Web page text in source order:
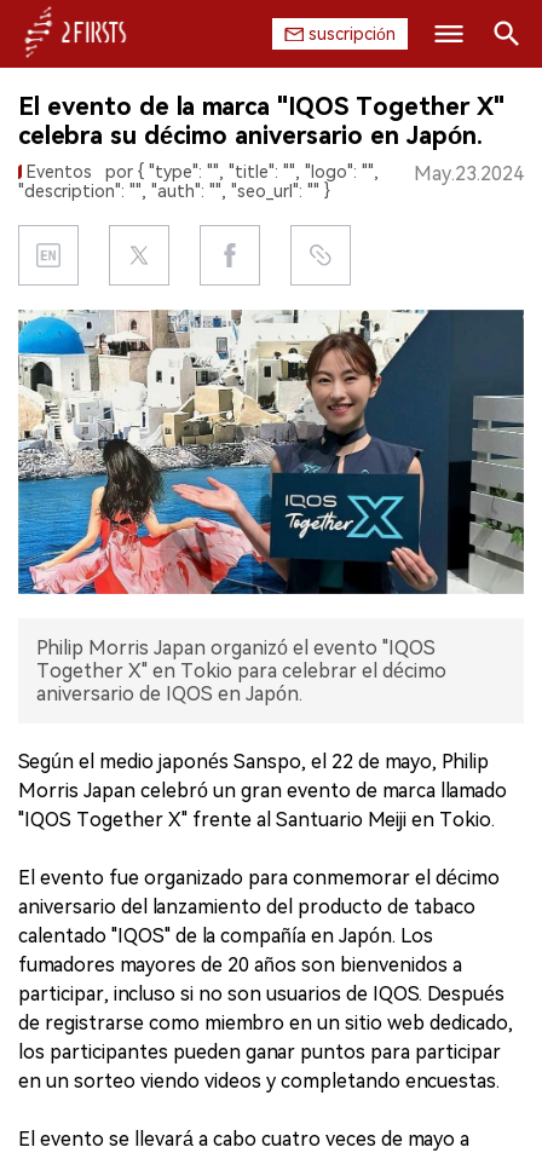
suscripción
INICIO
EMPRESA
PRODUCTO
CHINA
DATOS
EXPOSICIÓN
ENTREVISTA
Buscar
El evento de la marca "IQOS Together X"
celebra su décimo aniversario en Japón.
Eventos
por { "type": "", "title": "", "logo": "",
"description": "", "auth": "", "seo_url": "" }
May.23.2024
Philip Morris Japan organizó el evento "IQOS
Together X" en Tokio para celebrar el décimo
aniversario de IQOS en Japón.
Según el medio japonés Sanspo, el 22 de mayo, Philip
Morris Japan celebró un gran evento de marca llamado
"IQOS Together X" frente al Santuario Meiji en Tokio.
El evento fue organizado para conmemorar el décimo
aniversario del lanzamiento del producto de tabaco
calentado "IQOS" de la compañía en Japón. Los
fumadores mayores de 20 años son bienvenidos a
participar, incluso si no son usuarios de IQOS. Después
de registrarse como miembro en un sitio web dedicado,
los participantes pueden ganar puntos para participar
en un sorteo viendo videos y completando encuestas.
El evento se llevará a cabo cuatro veces de mayo a